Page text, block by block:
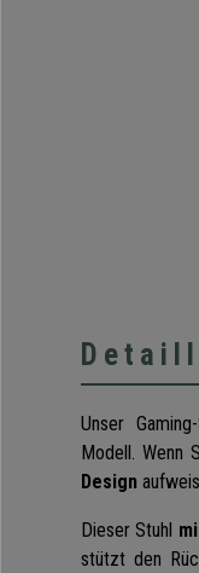
Unser
Modell. Wenn
Design
Dieser Stuhl
stützt den